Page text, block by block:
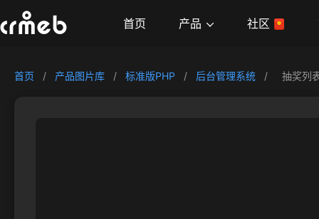
首页 产品 社区
首页 / 产品图片库 / 标准版PHP / 后台管理系统 / 抽奖列